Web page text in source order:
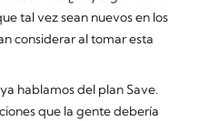
tal vez sean nuevos en los
considerar al tomar esta
hablamos del plan Save.
que la gente debería